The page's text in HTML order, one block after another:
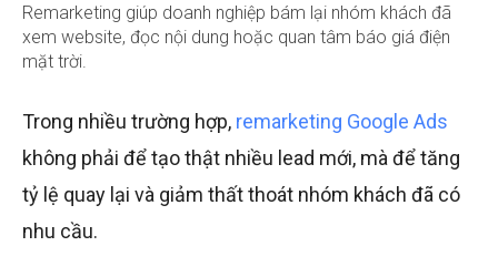
Remarketing giúp doanh nghiệp bám lại nhóm khách đã
xem website, đọc nội dung hoặc quan tâm báo giá điện
mặt trời.
Trong nhiều trường hợp, remarketing Google Ads
không phải để tạo thật nhiều lead mới, mà để tăng
tỷ lệ quay lại và giảm thất thoát nhóm khách đã có
nhu cầu.